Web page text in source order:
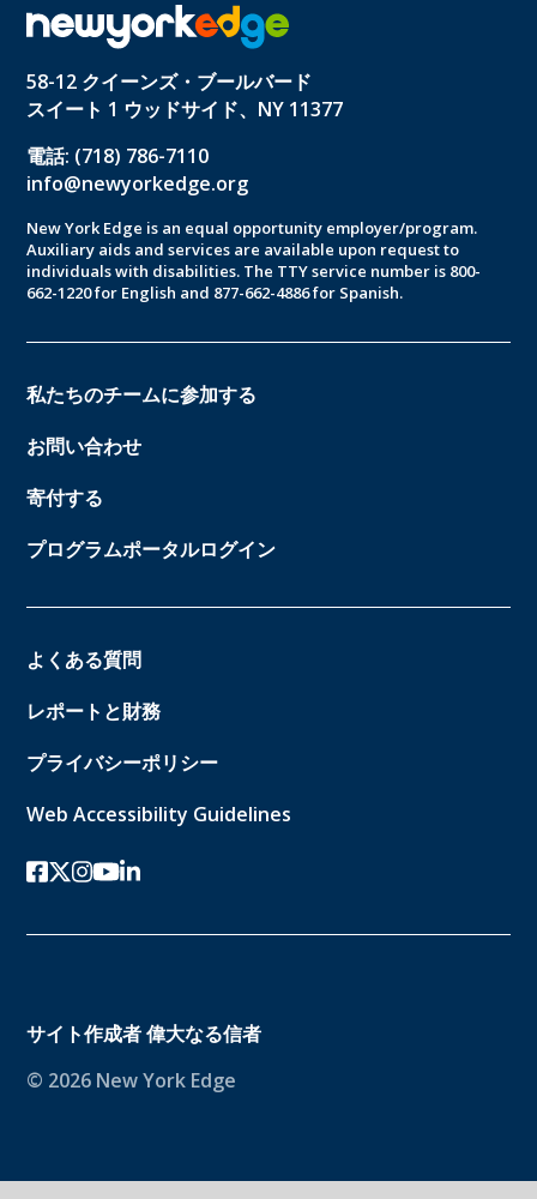
58-12 クイーンズ・ブールバード
スイート 1 ウッドサイド、NY 11377
電話: (718) 786-7110
info@newyorkedge.org
New York Edge is an equal opportunity employer/program.
Auxiliary aids and services are available upon request to
individuals with disabilities. The TTY service number is 800-
662-1220 for English and 877-662-4886 for Spanish.
私たちのチームに参加する
お問い合わせ
寄付する
プログラムポータルログイン
よくある質問
レポートと財務
プライバシーポリシー
Web Accessibility Guidelines
フェイスブック
ツイッターx
インスタグラム
ユーチューブ
リンクトイン
サイト作成者偉大なる信者
© 2026 New York Edge